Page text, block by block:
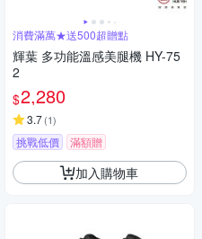
消費滿萬★送500超贈點
輝葉 多功能溫感美腿機 HY-75
2
$2,280
3.7(1)
挑戰低價 滿額贈
加入購物車